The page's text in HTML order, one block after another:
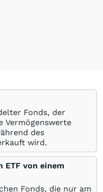
Fonds, der
Vermögenswerte
des
wird.
ETF von einem
Fonds, die nur am